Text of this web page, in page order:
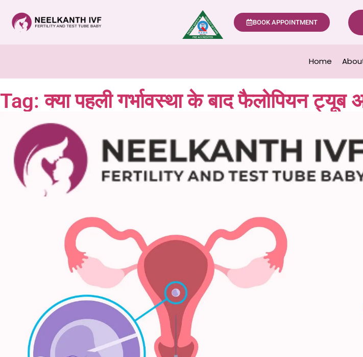
BOOK APPOINTMENT
Home
Tag: क्या पहली गर्भावस्था के बाद फैलोपियन ट्यूब